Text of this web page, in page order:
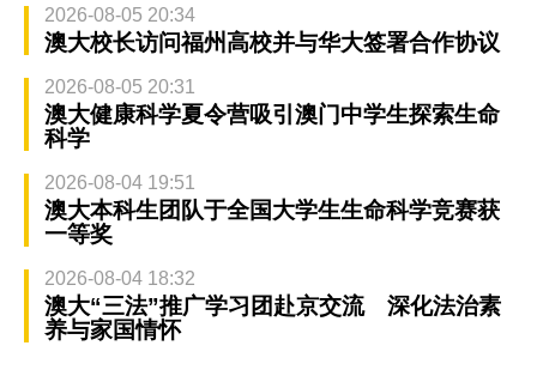
2026-08-05 20:34
澳大校长访问福州高校并与华大签署合作协议
2026-08-05 20:31
澳大健康科学夏令营吸引澳门中学生探索生命
科学
2026-08-04 19:51
澳大本科生团队于全国大学生生命科学竞赛获
一等奖
2026-08-04 18:32
澳大“三法”推广学习团赴京交流 深化法治素
养与家国情怀